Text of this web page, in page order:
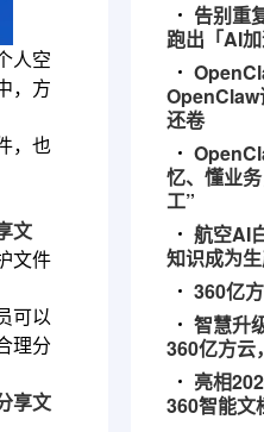
人空
，方
，也
文
文件
可以
理分
享文
告别重
跑出「AI加
OpenClaw
还卷
忆、懂业
工”
航空AI
知识成为
360亿
智慧升
360亿方云
亮相
360智能文